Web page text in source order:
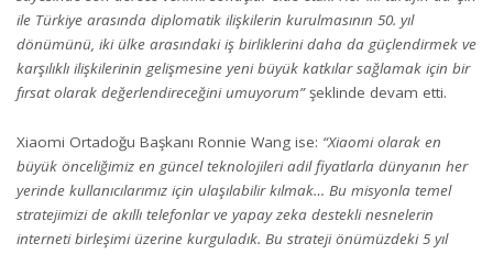
ile Türkiye arasında diplomatik ilişkilerin kurulmasının 50. yıl
dönümünü, iki ülke arasındaki iş birliklerini daha da güçlendirmek ve
karşılıklı ilişkilerinin gelişmesine yeni büyük katkılar sağlamak için bir
fırsat olarak değerlendireceğini umuyorum”şeklinde devam etti.
Xiaomi Ortadoğu Başkanı Ronnie Wang ise: “Xiaomi olarak en
büyük önceliğimiz en güncel teknolojileri adil fiyatlarla dünyanın her
yerinde kullanıcılarımız için ulaşılabilir kılmak… Bu misyonla temel
stratejimizi de akıllı telefonlar ve yapay zeka destekli nesnelerin
interneti birleşimi üzerine kurguladık. Bu strateji önümüzdeki 5 yıl